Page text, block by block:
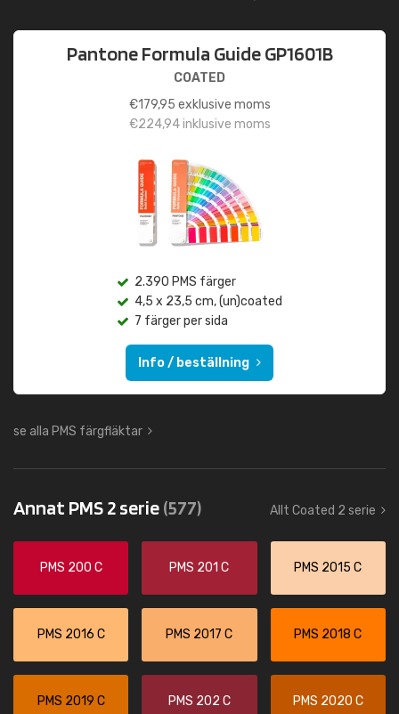
Pantone Formula Guide GP1601B
COATED
€179,95 exklusive moms
€224,94inklusive moms
2.390 PMS färger
4,5 x 23,5 cm, (un)coated
7 färger per sida
Info / beställning
se alla PMS färgfläktar
Annat PMS 2 serie(577) Allt Coated 2 serie
PMS 200 C PMS 201 C PMS 2015 C
PMS 2016 C PMS 2017 C PMS 2018 C
PMS 2019 C PMS 202 C PMS 2020 C